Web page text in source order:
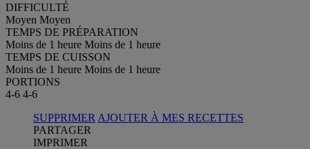
DIFFICULTÉ
Moyen Moyen
TEMPS DE PRÉPARATION
Moins de 1 heure Moins de 1 heure
TEMPS DE CUISSON
Moins de 1 heure Moins de 1 heure
PORTIONS
4-6 4-6
SUPPRIMER AJOUTER À MES RECETTES
PARTAGER
IMPRIMER